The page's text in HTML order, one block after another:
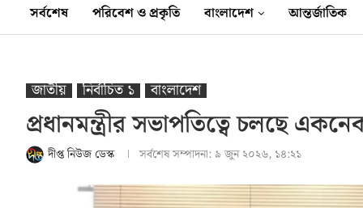
সর্বশেষ পরিবেশ ও প্রকৃতি বাংলাদেশ আন্তর্জাতিক
জাতীয় নির্বাচিত ১ বাংলাদেশ
প্রধানমন্ত্রীর সভাপতিত্বে চলছে
দীপ্ত নিউজ ডেস্ক সর্বশেষ সম্পাদনা: ৯ জুন ২০২৬, ১৪:২১